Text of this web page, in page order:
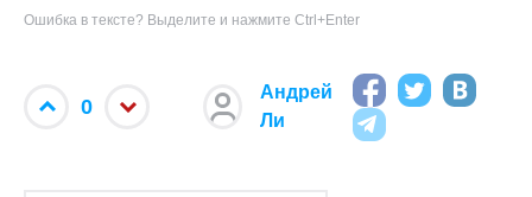
Ошибка в тексте? Выделите и нажмите Ctrl+Enter
0
Андрей
Ли